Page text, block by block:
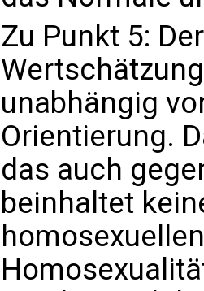
Zu Punkt 5:
unabhängig
Orientierung.
das auch
beinhaltet